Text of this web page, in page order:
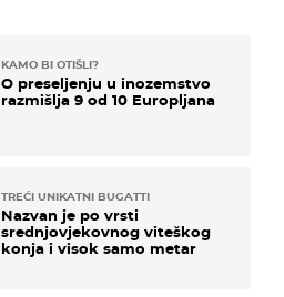
KAMO BI OTIŠLI?
O preseljenju u inozemstvo
razmišlja 9 od 10 Europljana
TREĆI UNIKATNI BUGATTI
Nazvan je po vrsti
srednjovjekovnog viteškog
konja i visok samo metar